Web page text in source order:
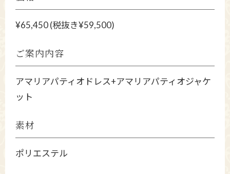
¥65,450 (税抜き¥59,500)
ご案内内容
アマリアパティオドレス+アマリアパティオジャケ
ット
素材
ポリエステル